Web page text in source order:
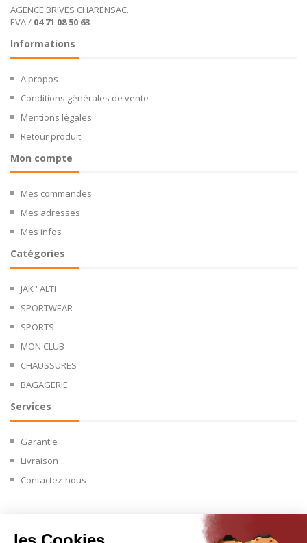
AGENCE BRIVES CHARENSAC.
EVA / 04 71 08 50 63
Informations
A propos
Conditions générales de vente
Mentions légales
Retour produit
Mon compte
Mes commandes
Mes adresses
Mes infos
Catégories
JAK ' ALTI
SPORTWEAR
SPORTS
MON CLUB
CHAUSSURES
BAGAGERIE
Services
Garantie
Livraison
Contactez-nous